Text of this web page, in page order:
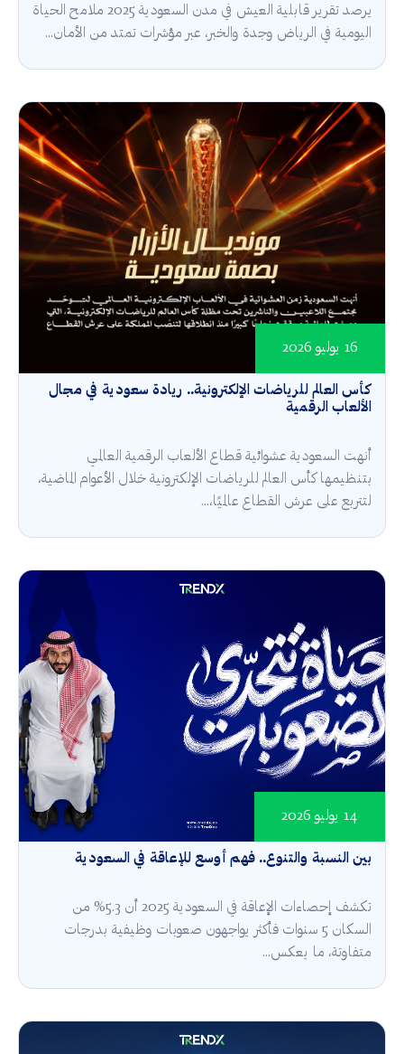
يرصد تقرير قابلية العيش في مدن السعودية 2025 ملامح الحياة
اليومية في الرياض وجدة والخبر، عبر مؤشرات تمتد من الأمان...
كأس العالم للرياضات الإلكترونية.. ريادة سعودية في مجال
الألعاب الرقمية
16 يوليو 2026
أنهت السعودية عشوائية قطاع الألعاب الرقمية العالمي
بتنظيمها كأس العالم للرياضات الإلكترونية خلال الأعوام الماضية،
لتتربع على عرش القطاع عالميًا،...
بين النسبة والتنوع.. فهم أوسع للإعاقة في السعودية
14 يوليو 2026
تكشف إحصاءات الإعاقة في السعودية 2025 أن 5.3% من
السكان 5 سنوات فأكثر يواجهون صعوبات وظيفية بدرجات
متفاوتة، ما يعكس...